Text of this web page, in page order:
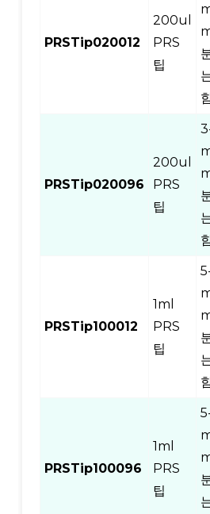
PRSTip020012
200ul
PRS
팁
PRSTip020096
200ul
PRS
팁
PRSTip100012
1ml
PRS
팁
PRSTip100096
1ml
PRS
팁